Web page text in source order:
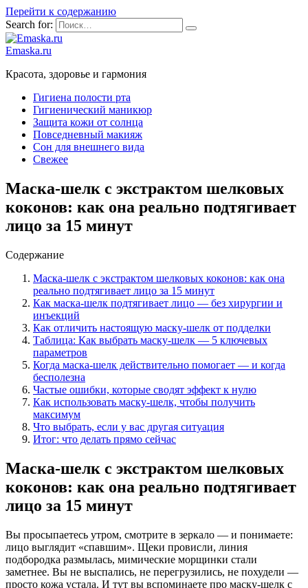
Перейти к содержанию
Search for:
Emaska.ru
Красота, здоровье и гармония
Гигиена полости рта
Гигиенический маникюр
Защита кожи от солнца
Повседневный макияж
Сон для внешнего вида
Свежее
Маска-шелк с экстрактом шелковых
коконов: как она реально подтягивает
лицо за 15 минут
Содержание
Маска-шелк с экстрактом шелковых коконов: как она
реально подтягивает лицо за 15 минут
Как маска-шелк подтягивает лицо — без хирургии и
инъекций
Как отличить настоящую маску-шелк от подделки
Таблица: Как выбрать маску-шелк — 5 ключевых
параметров
Когда маска-шелк действительно помогает — и когда
бесполезна
Частые ошибки, которые сводят эффект к нулю
Как использовать маску-шелк, чтобы получить
максимум
Что выбрать, если у вас другая ситуация
Итог: что делать прямо сейчас
Маска-шелк с экстрактом шелковых
коконов: как она реально подтягивает
лицо за 15 минут
Вы просыпаетесь утром, смотрите в зеркало — и понимаете:
лицо выглядит «спавшим». Щеки провисли, линия
подбородка размылась, мимические морщинки стали
заметнее. Вы не выспались, не перегрузились, не похудели —
просто кожа устала. И тут вы вспоминаете про маску-шелк с